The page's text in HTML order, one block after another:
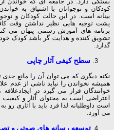
کودکان و نوجوانان با اشتیاق به
بینانه است. در این حالت کودکان و
پشت توجیه هایی نظیر نداشتن وقت
برنامه های آموزش رسمی پنهان می
تشویق کننده و هدایت گر باشد کودک خود
گذارد.
سطح کیفی آثار چاپی
نکته دیگری که می توان آن را مانع
همیشه نخواندن را نباید ناشی از عدم
خوانندگان قرار می گیرد در
اعتراضی است به محتوای آثار و
است داوطلبانه لذا فرد باید با آثاری
می آورد.
توسعه رسانه های صوتی و